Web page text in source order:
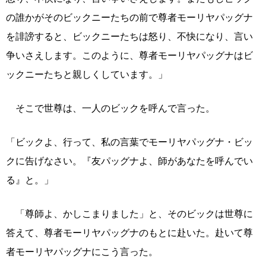
の誰かがそのビックニーたちの前で尊者モーリヤパッグナ
を誹謗すると、ビックニーたちは怒り、不快になり、言い
争いさえします。このように、尊者モーリヤパッグナはビ
ックニーたちと親しくしています。」
そこで世尊は、一人のビックを呼んで言った。
「ビックよ、行って、私の言葉でモーリヤパッグナ・ビッ
クに告げなさい。『友パッグナよ、師があなたを呼んでい
る』と。」
「尊師よ、かしこまりました」と、そのビックは世尊に
答えて、尊者モーリヤパッグナのもとに赴いた。赴いて尊
者モーリヤパッグナにこう言った。